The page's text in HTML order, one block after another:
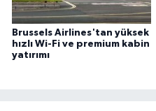
Brussels Airlines'tan yüksek
hızlı Wi-Fi ve premium kabin
yatırımı